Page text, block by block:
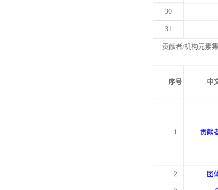
30
31
贡献者/机构元素
序号 中
1 贡献
2 团